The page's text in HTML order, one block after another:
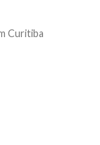
Curitiba